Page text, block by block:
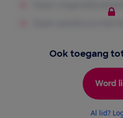
Ook toegang
Word
Al lid?